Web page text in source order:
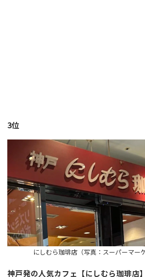
3位
にしむら珈琲店（写真：スーパーマー
神戸発の人気カフェ【にしむら珈琲店